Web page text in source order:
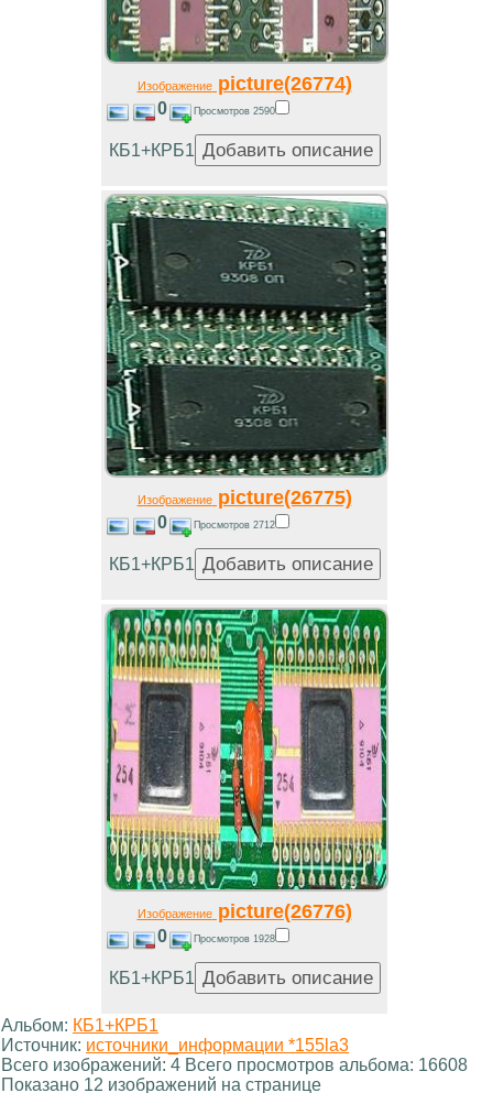
Изображениеpicture(26774)
0 Просмотров 2590
КБ1+КРБ1
Изображениеpicture(26775)
0 Просмотров 2712
КБ1+КРБ1
Изображениеpicture(26776)
0 Просмотров 1928
КБ1+КРБ1
Альбом: КБ1+КРБ1
Источник: источники_информации *155la3
Всего изображений: 4 Всего просмотров альбома: 16608
Показано 12 изображений на странице